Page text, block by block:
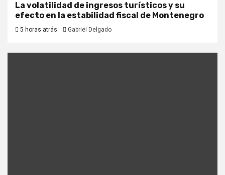
La volatilidad de ingresos turísticos y su
efecto en la estabilidad fiscal de Montenegro
5 horas atrás Gabriel Delgado